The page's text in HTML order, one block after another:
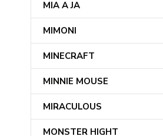
MIA A JA
MIMONI
MINECRAFT
MINNIE MOUSE
MIRACULOUS
MONSTER HIGHT